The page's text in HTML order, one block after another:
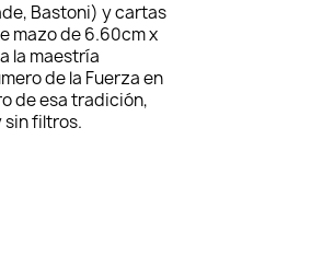
Bastoni) y cartas
mazo de 6.60cm x
la maestría
de la Fuerza en
de esa tradición,
sin filtros.